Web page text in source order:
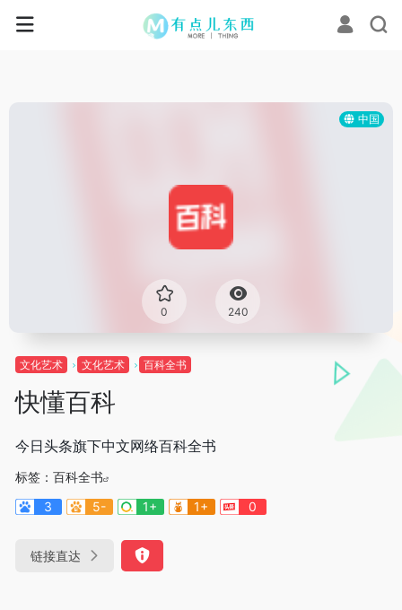
中国
0 240
文化艺术 文化艺术 百科全书
快懂百科
今日头条旗下中文网络百科全书
标签： 百科全书
3
5- 1+ 1+ 0
链接直达